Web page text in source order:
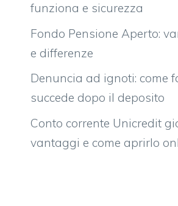
funziona e sicurezza
Fondo Pensione Aperto:
e differenze
Denuncia ad ignoti: come
succede dopo il deposito
Conto corrente Unicredit
vantaggi e come aprirlo